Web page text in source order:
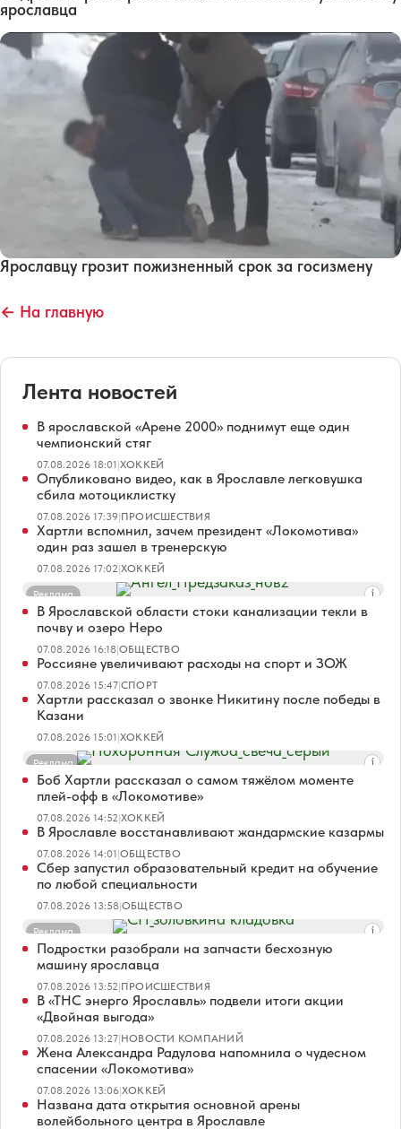
ярославца
Ярославцу грозит пожизненный срок за госизмену
← На главную
Лента новостей
В ярославской «Арене 2000» поднимут еще один
чемпионский стяг
07.08.2026 18:01|ХОККЕЙ
Опубликовано видео, как в Ярославле легковушка
сбила мотоциклистку
07.08.2026 17:39|ПРОИСШЕСТВИЯ
Хартли вспомнил, зачем президент «Локомотива»
один раз зашел в тренерскую
07.08.2026 17:02|ХОККЕЙ
Реклама
В Ярославской области стоки канализации текли в
почву и озеро Неро
07.08.2026 16:18|ОБЩЕСТВО
Россияне увеличивают расходы на спорт и ЗОЖ
07.08.2026 15:47|СПОРТ
Хартли рассказал о звонке Никитину после победы в
Казани
07.08.2026 15:01|ХОККЕЙ
Реклама
Боб Хартли рассказал о самом тяжёлом моменте
плей-офф в «Локомотиве»
07.08.2026 14:52|ХОККЕЙ
В Ярославле восстанавливают жандармские казармы
07.08.2026 14:01|ОБЩЕСТВО
Сбер запустил образовательный кредит на обучение
по любой специальности
07.08.2026 13:58|ОБЩЕСТВО
Реклама
Подростки разобрали на запчасти бесхозную
машину ярославца
07.08.2026 13:52|ПРОИСШЕСТВИЯ
В «ТНС энерго Ярославль» подвели итоги акции
«Двойная выгода»
07.08.2026 13:27|НОВОСТИ КОМПАНИЙ
Жена Александра Радулова напомнила о чудесном
спасении «Локомотива»
07.08.2026 13:06|ХОККЕЙ
Названа дата открытия основной арены
волейбольного центра в Ярославле